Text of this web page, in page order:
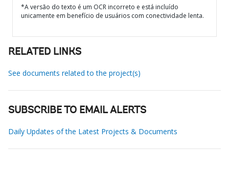
*A versão do texto é um OCR incorreto e está incluído
unicamente em benefício de usuários com conectividade lenta.
RELATED LINKS
See documents related to the project(s)
SUBSCRIBE TO EMAIL ALERTS
Daily Updates of the Latest Projects & Documents